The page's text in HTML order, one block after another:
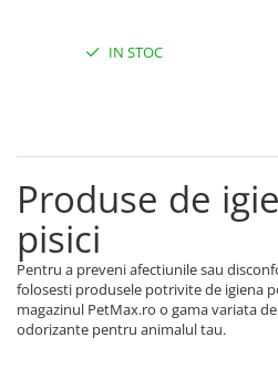
IN STOC
Produse de
pisici
Pentru a preveni afectiunile sau
folosesti produsele potrivite de igiena
magazinul PetMax.ro o gama variata
odorizante pentru animalul tau.